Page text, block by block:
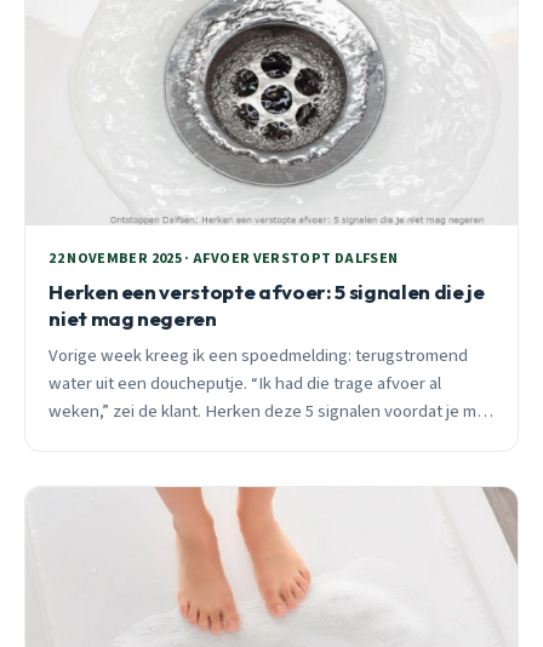
22 NOVEMBER 2025 · AFVOER VERSTOPT DALFSEN
Herken een verstopte afvoer: 5 signalen die je
niet mag negeren
Vorige week kreeg ik een spoedmelding: terugstromend
water uit een doucheputje. “Ik had die trage afvoer al
weken,” zei de klant. Herken deze 5 signalen voordat je met